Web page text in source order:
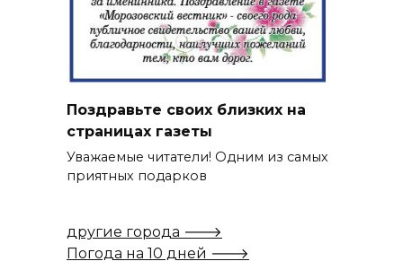
Поздравьте своих близких на
страницах газеты
Уважаемые читатели! Одним из самых
приятных подарков
другие города 🡒
Погода на 10 дней 🡒